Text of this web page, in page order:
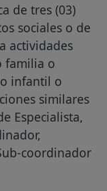
de tres (03)
sociales o de
actividades
familia o
infantil o
similares
Especialista,
coordinador